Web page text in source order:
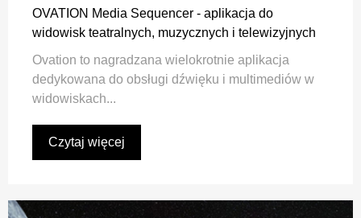
OVATION Media Sequencer - aplikacja do
widowisk teatralnych, muzycznych i telewizyjnych
Ovation to nagradzana wielokrotnie aplikacja
dedykowana do obsługi dźwięku i multimediów w
widowiskach...
Czytaj więcej